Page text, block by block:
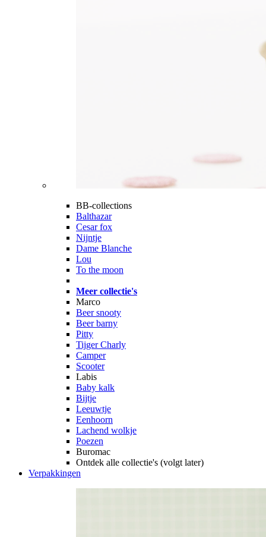
BB-collections
Balthazar
Cesar fox
Nijntje
Dame Blanche
Lou
To the moon
Meer collectie's
Marco
Beer snooty
Beer barny
Pitty
Tijger Charly
Camper
Scooter
Labis
Baby kalk
Bijtje
Leeuwtje
Eenhoorn
Lachend wolkje
Poezen
Buromac
Ontdek alle collectie's (volgt later)
Verpakkingen